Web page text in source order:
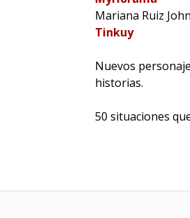
Mariana Ruiz
Tinkuy
Nuevos
historias.
50 situaciones